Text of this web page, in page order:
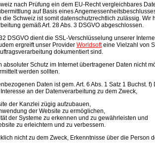
nach Prüfung ein dem EU-Recht vergleichbares
auf Basis eines
die Schweiz ist somit datenschutzrechtlich zulässig. Wir
gemäß Art. 28 Abs. 3 DSGVO abgeschlossen.
DSGVO dient die SSL-Verschlüsselung unserer
ergreift unser Provider Worldsofteine Vielzahl von
dokumentiert sind.
absoluter Schutz im Internet übertragener Daten nicht
werden sollten.
Daten ist gem. Art. 6 Abs. 1 Satz 1 Buchst. f)
an der Datenverarbeitung zu dem Zweck,
der Kanzlei zügig aufzubauen,
der Website zu ermöglichen,
der Systeme zu erkennen und zu gewährleisten und
zu erleichtern und zu verbessern.
nicht zu dem Zweck, Erkenntnisse über die Person